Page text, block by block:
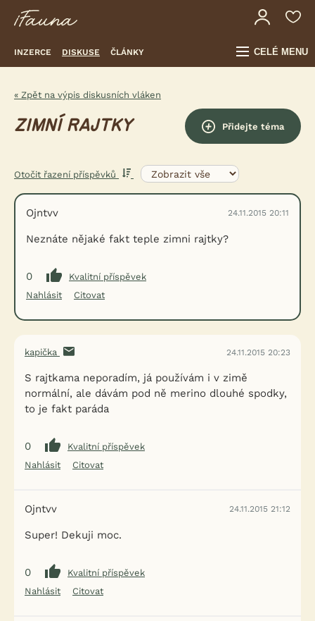
INZERCE DISKUSE ČLÁNKY CELÉ MENU
« Zpět na výpis diskusních vláken
ZIMNÍ RAJTKY Přidejte téma
Otočit řazení příspěvků
Ojntvv 24.11.2015 20:11
Neznáte nějaké fakt teple zimni rajtky?
0
Kvalitní příspěvek
Nahlásit
Citovat
kapička 24.11.2015 20:23
S rajtkama neporadím, já používám i v zimě
normální, ale dávám pod ně merino dlouhé spodky,
to je fakt paráda
0
Kvalitní příspěvek
Nahlásit
Citovat
Ojntvv 24.11.2015 21:12
Super! Dekuji moc.
0
Kvalitní příspěvek
Nahlásit
Citovat